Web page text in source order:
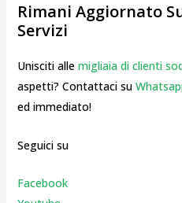
Rimani Aggiornato
Servizi
Unisciti alle migliaia di clienti
aspetti? Contattaci su
ed immediato!
Seguici su
Facebook